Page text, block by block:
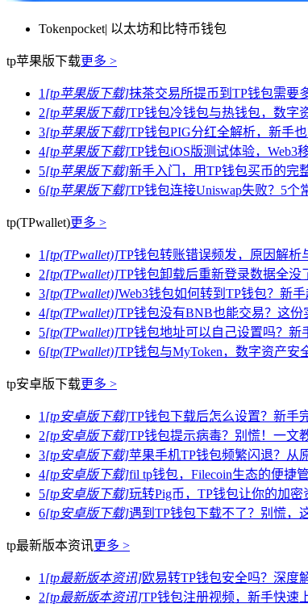
Tokenpocket| 以太坊和比特币钱包
tp苹果版下载更多 >
1 [tp苹果版下载]抹茶交易所提币到TP钱包需要
2[tp苹果版下载]TP钱包冷钱包与热钱包，数字
3[tp苹果版下载]TP钱包PIG分红全解析，新手
4[tp苹果版下载]TP钱包iOS版测试体验，Web3
5[tp苹果版下载]新手入门，用TP钱包买币的完
6[tp苹果版下载]TP钱包连接Uniswap失败？5个
tp(TPwallet)更多 >
1 [tp(TPwallet)]TP钱包转账错误频发，原因解析
2[tp(TPwallet)]TP钱包卸载后重新登录数据全没
3[tp(TPwallet)]Web3钱包如何转到TP钱包？新
4[tp(TPwallet)]TP钱包没有BNB也能交易？这
5[tp(TPwallet)]TP钱包地址可以自己设置吗？新
6[tp(TPwallet)]TP钱包与MyToken，数字资产安
tp安卓版下载更多 >
1 [tp安卓版下载]TP钱包下载后怎么设置？新手
2[tp安卓版下载]TP钱包提示病毒？别慌！一文
3[tp安卓版下载]苹果手机TP钱包频繁闪退？从
4[tp安卓版下载]fil tp钱包，Filecoin生态的便捷
5[tp安卓版下载]玩转Pig币，TP钱包让你的加密
6[tp安卓版下载]遇到TP钱包下载不了？别慌，
tp最新版本资讯更多 >
1 [tp最新版本资讯]欧易转TP钱包安全吗？深度
2[tp最新版本资讯]TP钱包注册视频，新手快速